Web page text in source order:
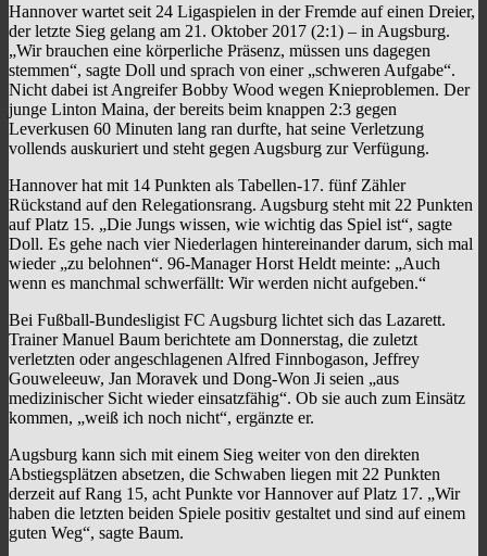
Hannover wartet seit 24 Ligaspielen in der Fremde auf einen Dreier,
der letzte Sieg gelang am 21. Oktober 2017 (2:1) – in Augsburg.
„Wir brauchen eine körperliche Präsenz, müssen uns dagegen
stemmen“, sagte Doll und sprach von einer „schweren Aufgabe“.
Nicht dabei ist Angreifer Bobby Wood wegen Knieproblemen. Der
junge Linton Maina, der bereits beim knappen 2:3 gegen
Leverkusen 60 Minuten lang ran durfte, hat seine Verletzung
vollends auskuriert und steht gegen Augsburg zur Verfügung.
Hannover hat mit 14 Punkten als Tabellen-17. fünf Zähler
Rückstand auf den Relegationsrang. Augsburg steht mit 22 Punkten
auf Platz 15. „Die Jungs wissen, wie wichtig das Spiel ist“, sagte
Doll. Es gehe nach vier Niederlagen hintereinander darum, sich mal
wieder „zu belohnen“. 96-Manager Horst Heldt meinte: „Auch
wenn es manchmal schwerfällt: Wir werden nicht aufgeben.“
Bei Fußball-Bundesligist FC Augsburg lichtet sich das Lazarett.
Trainer Manuel Baum berichtete am Donnerstag, die zuletzt
verletzten oder angeschlagenen Alfred Finnbogason, Jeffrey
Gouweleeuw, Jan Moravek und Dong-Won Ji seien „aus
medizinischer Sicht wieder einsatzfähig“. Ob sie auch zum Einsätz
kommen, „weiß ich noch nicht“, ergänzte er.
Augsburg kann sich mit einem Sieg weiter von den direkten
Abstiegsplätzen absetzen, die Schwaben liegen mit 22 Punkten
derzeit auf Rang 15, acht Punkte vor Hannover auf Platz 17. „Wir
haben die letzten beiden Spiele positiv gestaltet und sind auf einem
guten Weg“, sagte Baum.